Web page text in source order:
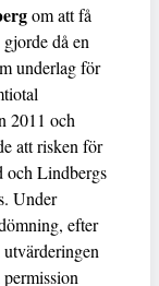
om att få
då en
underlag för
2011 och
att risken för
och Lindbergs
Under
efter